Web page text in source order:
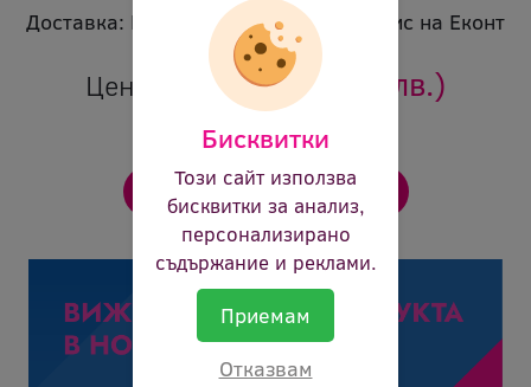
Доставка: Безплатна доставка до офис на Еконт
Цена: 27.60 €(53.98 лв.)
Бисквитки
Този сайт използва
бисквитки за анализ,
персонализирано
съдържание и реклами.
Приемам
Отказвам